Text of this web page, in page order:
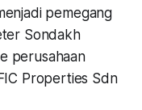
pemegang
Sondakh
perusahaan
Properties Sdn